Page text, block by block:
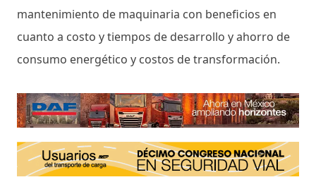
mantenimiento de maquinaria con beneficios en
cuanto a costo y tiempos de desarrollo y ahorro de
consumo energético y costos de transformación.